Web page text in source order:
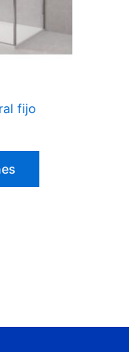
fijo
pueden
elegir
en